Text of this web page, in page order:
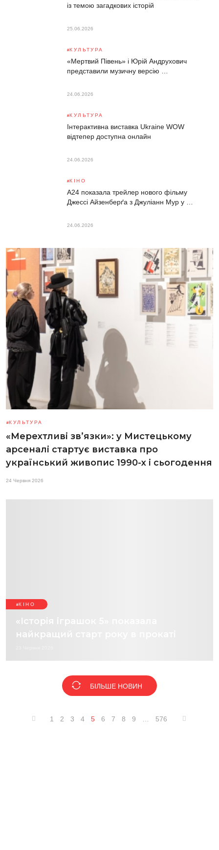
із темою загадкових історій
25.06.2026
КУЛЬТУРА
«Мертвий Півень» і Юрій Андрухович
представили музичну версію …
24.06.2026
КУЛЬТУРА
Інтерактивна виставка Ukraine WOW
відтепер доступна онлайн
24.06.2026
КІНО
A24 показала трейлер нового фільму
Джессі Айзенберґа з Джуліанн Мур у …
24.06.2026
КУЛЬТУРА
«Мерехтливі звʼязки»: у Мистецькому
арсеналі стартує виставка про
український живопис 1990-х і сьогодення
24 Червня 2026
КІНО
«Історія іграшок 5» показала
найкращий старт року в прокаті
БІЛЬШЕ НОВИН
1 2 3 4 5 6 7 8 9 576